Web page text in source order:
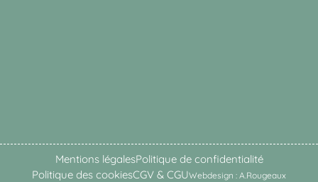
Mentions légalesPolitique de confidentialité
Politique des cookiesCGV & CGUWebdesign : A.Rougeaux